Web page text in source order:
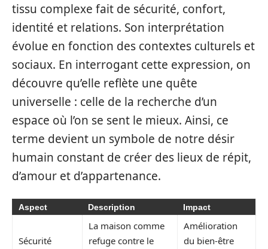
tissu complexe fait de sécurité, confort,
identité et relations. Son interprétation
évolue en fonction des contextes culturels et
sociaux. En interrogant cette expression, on
découvre qu’elle reflète une quête
universelle : celle de la recherche d’un
espace où l’on se sent le mieux. Ainsi, ce
terme devient un symbole de notre désir
humain constant de créer des lieux de répit,
d’amour et d’appartenance.
Aspect Description Impact
Sécurité
La maison comme
refuge contre le
Amélioration
du bien-être